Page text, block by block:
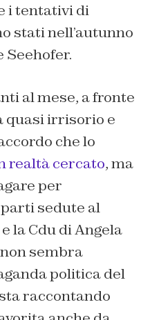
i tentativi di
stati nell’autunno
Seehofer.
al mese, a fronte
quasi irrisorio e
che lo
realtà cercato, ma
per
sedute al
la Cdu di Angela
sembra
politica del
raccontando